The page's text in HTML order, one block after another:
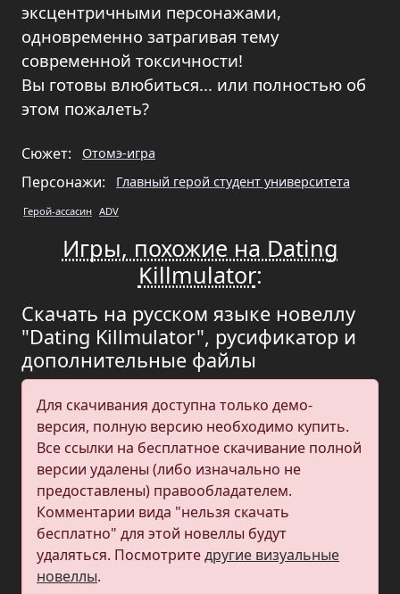
эксцентричными персонажами,
одновременно затрагивая тему
современной токсичности!
Вы готовы влюбиться... или полностью об
этом пожалеть?
Сюжет: Отомэ-игра
Персонажи: Главный герой студент университета
Герой-ассасин ADV
Игры, похожие на Dating
Killmulator:
Скачать на русском языке новеллу
"Dating Killmulator", русификатор и
дополнительные файлы
Для скачивания доступна только демо-
версия, полную версию необходимо купить.
Все ссылки на бесплатное скачивание полной
версии удалены (либо изначально не
предоставлены) правообладателем.
Комментарии вида "нельзя скачать
бесплатно" для этой новеллы будут
удаляться. Посмотритедругие визуальные
новеллы.